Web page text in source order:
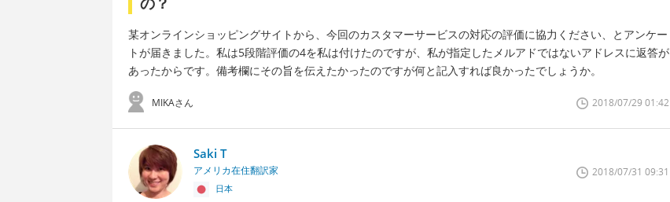
某オンラインショッピングサイトから、今回のカスタマーサービスの対応の評価に協力ください、とアンケー
トが届きました。私は5段階評価の4を私は付けたのですが、私が指定したメルアドではないアドレスに返答が
あったからです。備考欄にその旨を伝えたかったのですが何と記入すれば良かったでしょうか。
MIKAさん 2018/07/29 01:42
Saki T
アメリカ在住翻訳家
日本
2018/07/31 09:31